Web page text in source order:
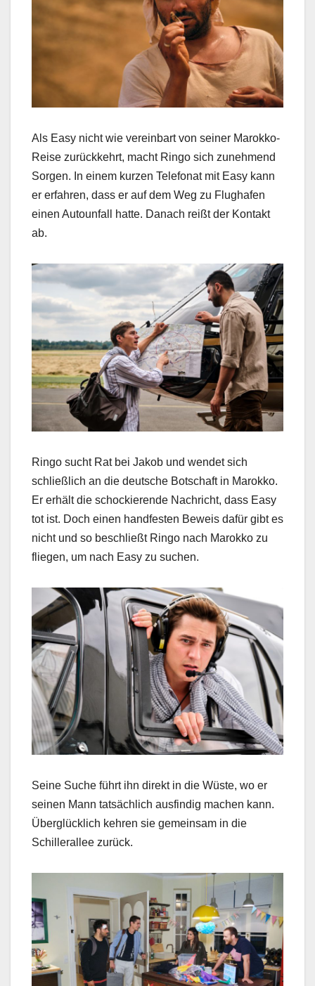
Als Easy nicht wie vereinbart von seiner Marokko-
Reise zurückkehrt, macht Ringo sich zunehmend
Sorgen. In einem kurzen Telefonat mit Easy kann
er erfahren, dass er auf dem Weg zu Flughafen
einen Autounfall hatte. Danach reißt der Kontakt
ab.
Ringo sucht Rat bei Jakob und wendet sich
schließlich an die deutsche Botschaft in Marokko.
Er erhält die schockierende Nachricht, dass Easy
tot ist. Doch einen handfesten Beweis dafür gibt es
nicht und so beschließt Ringo nach Marokko zu
fliegen, um nach Easy zu suchen.
Seine Suche führt ihn direkt in die Wüste, wo er
seinen Mann tatsächlich ausfindig machen kann.
Überglücklich kehren sie gemeinsam in die
Schillerallee zurück.